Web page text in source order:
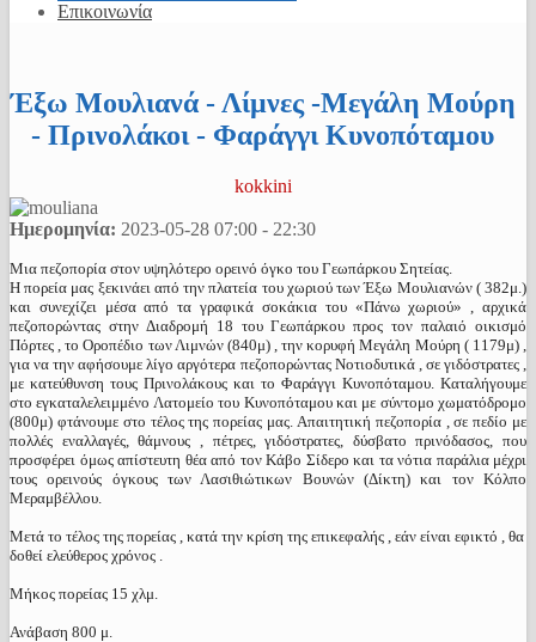
Επικοινωνία
Έξω Μουλιανά - Λίμνες -Μεγάλη Μούρη
- Πρινολάκοι - Φαράγγι Κυνοπόταμου
kokkini
Ημερομηνία: 2023-05-28 07:00 - 22:30
Μια πεζοπορία στον υψηλότερο ορεινό όγκο του Γεωπάρκου Σητείας.
Η πορεία μας ξεκινάει από την πλατεία του χωριού των Έξω Μουλιανών ( 382μ.)
και συνεχίζει μέσα από τα γραφικά σοκάκια του «Πάνω χωριού» , αρχικά
πεζοπορώντας στην Διαδρομή 18 του Γεωπάρκου προς τον παλαιό οικισμό
Πόρτες , το Οροπέδιο των Λιμνών (840μ) , την κορυφή Μεγάλη Μούρη ( 1179μ) ,
για να την αφήσουμε λίγο αργότερα πεζοπορώντας Νοτιοδυτικά , σε γιδόστρατες ,
με κατεύθυνση τους Πρινολάκους και το Φαράγγι Κυνοπόταμου. Καταλήγουμε
στο εγκαταλελειμμένο Λατομείο του Κυνοπόταμου και με σύντομο χωματόδρομο
(800μ) φτάνουμε στο τέλος της πορείας μας. Απαιτητική πεζοπορία , σε πεδίο με
πολλές εναλλαγές, θάμνους , πέτρες, γιδόστρατες, δύσβατο πρινόδασος, που
προσφέρει όμως απίστευτη θέα από τον Κάβο Σίδερο και τα νότια παράλια μέχρι
τους ορεινούς όγκους των Λασιθιώτικων Βουνών (Δίκτη) και τον Κόλπο
Μεραμβέλλου.
Μετά το τέλος της πορείας , κατά την κρίση της επικεφαλής , εάν είναι εφικτό , θα
δοθεί ελεύθερος χρόνος .
Μήκος πορείας 15 χλμ.
Ανάβαση 800 μ.